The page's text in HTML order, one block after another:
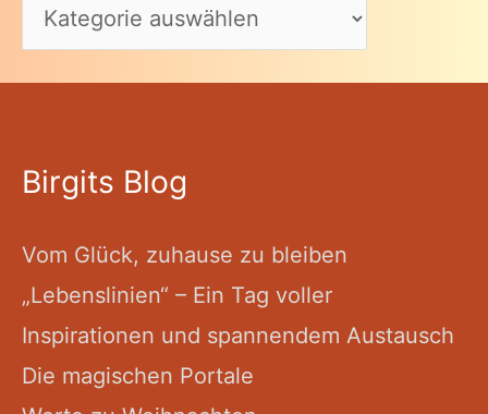
Birgits Blog
Vom Glück, zuhause zu bleiben
„Lebenslinien“ – Ein Tag voller
Inspirationen und spannendem Austausch
Die magischen Portale